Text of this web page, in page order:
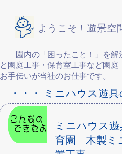
ようこそ！遊景空
園内の「困ったこと！」を解
と園庭工事・保育室工事など園
お手伝いが当社のお仕事です。
・・・ ミニハウス遊具
ミニハウス
育園 木製ミ